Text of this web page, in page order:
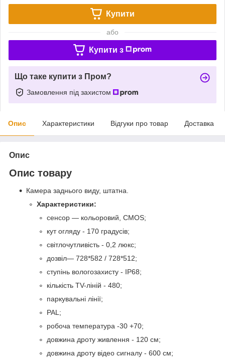
Купити
або
Купити з
Що таке купити з Пром?
Замовлення під захистом
Опис Характеристики Відгуки про товар Доставка
Опис
Опис товару
Камера заднього виду, штатна.
Характеристики:
сенсор — кольоровий, CMOS;
кут огляду - 170 градусів;
світлочутливість - 0,2 люкс;
дозвіл— 728*582 / 728*512;
ступінь вологозахисту - IP68;
кількість TV-ліній - 480;
паркувальні лінії;
PAL;
робоча температура -30 +70;
довжина дроту живлення - 120 см;
довжина дроту відео сигналу - 600 см;